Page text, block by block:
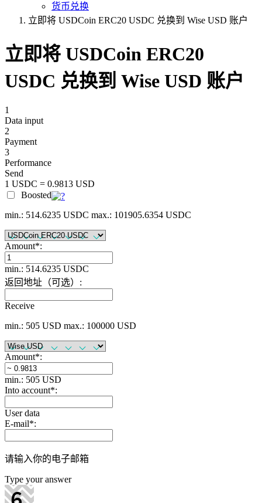
货币兑换
立即将 USDCoin ERC20 USDC 兑换到 Wise USD 账户
立即将 USDCoin ERC20
USDC 兑换到 Wise USD 账户
1
Data input
2
Payment
3
Performance
Send
1 USDC = 0.9813 USD
Boosted
min.: 514.6235 USDC max.: 101905.6354 USDC
Amount*:
min.: 514.6235 USDC
返回地址（可选）:
Receive
min.: 505 USD max.: 100000 USD
Amount*:
min.: 505 USD
Into account*:
User data
E-mail*:
请输入你的电子邮箱
Type your answer